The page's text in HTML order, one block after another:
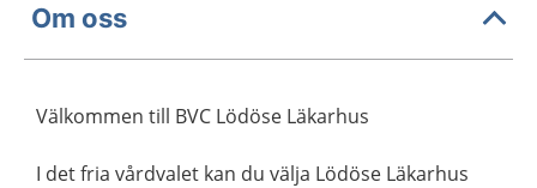
Om oss
Välkommen till BVC Lödöse Läkarhus
I det fria vårdvalet kan du välja Lödöse Läkarhus